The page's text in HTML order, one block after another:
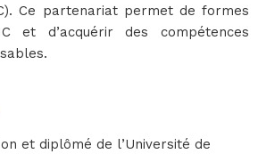
Ce partenariat permet de formes
et d’acquérir des compétences
et diplômé de l’Université de